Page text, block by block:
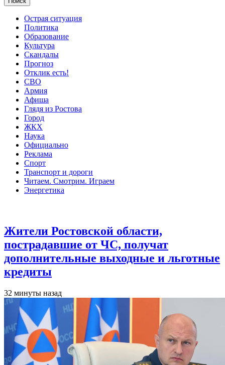
Острая ситуация
Политика
Образование
Культура
Скандалы
Прогноз
Отклик есть!
СВО
Армия
Афиша
Глядя из Ростова
Город
ЖКХ
Наука
Официально
Реклама
Спорт
Транспорт и дороги
Читаем. Смотрим. Играем
Энергетика
Жители Ростовской области,
пострадавшие от ЧС, получат
дополнительные выходные и льготные
кредиты
32 минуты назад